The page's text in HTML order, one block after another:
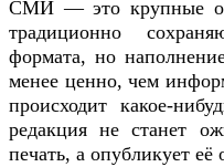
СМИ — это крупные
традиционно
формата, но
менее ценно, чем
происходит какое-
редакция не станет
печать, а опубликует её